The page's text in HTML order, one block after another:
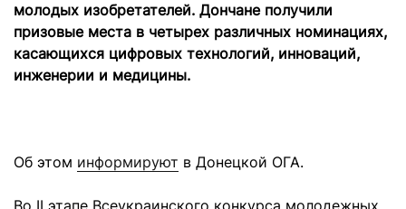
молодых изобретателей. Дончане получили
призовые места в четырех различных номинациях,
касающихся цифровых технологий, инноваций,
инженерии и медицины.
Об этом информируют в Донецкой ОГА.
Во II этапе Всеукраинского конкурса молодежных